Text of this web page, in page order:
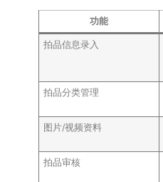
功能
拍品信息录入
拍品分类管理
图片/视频资料
拍品审核